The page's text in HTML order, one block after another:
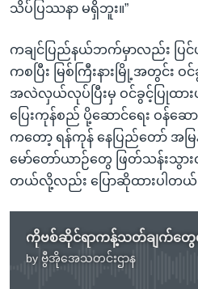
သိပ်ပြဿနာ မရှိဘူး။”
ကချင်ပြည်နယ်ဘက်မှာလည်း ပြ
ကစပြီး မြစ်ကြီးနားမြို့အတွင်း
အလဲလှယ်လုပ်ပြီးမှ ဝင်ခွင့်ပြုထားပ
ပြေးကုန်စည် ပို့ဆောင်ရေး ဝန်ဆေ
ကတော့ ရန်ကုန် နေပြည်တော် အမ
မော်တော်ယာဉ်တွေ ဖြတ်သန်းသွား
တယ်လို့လည်း ပြောဆိုထားပါတယ်
by ဗွီအိုအေသတင်းဌာန
No media source